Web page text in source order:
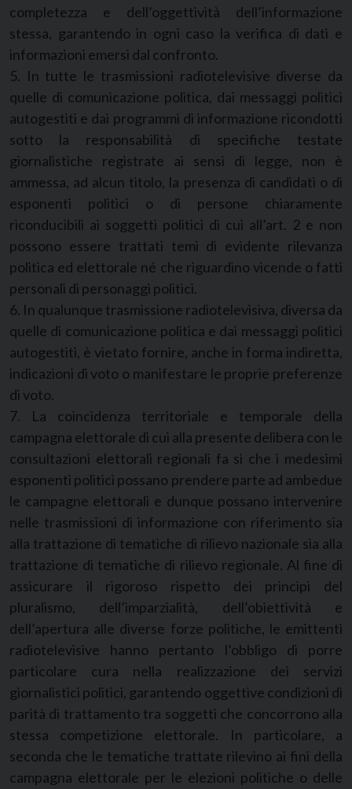
completezza e dell’oggettività dell’informazione
stessa, garantendo in ogni caso la verifica di dati e
informazioni emersi dal confronto.
5. In tutte le trasmissioni radiotelevisive diverse da
quelle di comunicazione politica, dai messaggi politici
autogestiti e dai programmi di informazione ricondotti
sotto la responsabilità di specifiche testate
giornalistiche registrate ai sensi di legge, non è
ammessa, ad alcun titolo, la presenza di candidati o di
esponenti politici o di persone chiaramente
riconducibili ai soggetti politici di cui all’art. 2 e non
possono essere trattati temi di evidente rilevanza
politica ed elettorale né che riguardino vicende o fatti
personali di personaggi politici.
6. In qualunque trasmissione radiotelevisiva, diversa da
quelle di comunicazione politica e dai messaggi politici
autogestiti, è vietato fornire, anche in forma indiretta,
indicazioni di voto o manifestare le proprie preferenze
di voto.
7. La coincidenza territoriale e temporale della
campagna elettorale di cui alla presente delibera con le
consultazioni elettorali regionali fa sì che i medesimi
esponenti politici possano prendere parte ad ambedue
le campagne elettorali e dunque possano intervenire
nelle trasmissioni di informazione con riferimento sia
alla trattazione di tematiche di rilievo nazionale sia alla
trattazione di tematiche di rilievo regionale. Al fine di
assicurare il rigoroso rispetto dei principi del
pluralismo, dell’imparzialità, dell’obiettività e
dell’apertura alle diverse forze politiche, le emittenti
radiotelevisive hanno pertanto l’obbligo di porre
particolare cura nella realizzazione dei servizi
giornalistici politici, garantendo oggettive condizioni di
parità di trattamento tra soggetti che concorrono alla
stessa competizione elettorale. In particolare, a
seconda che le tematiche trattate rilevino ai fini della
campagna elettorale per le elezioni politiche o delle